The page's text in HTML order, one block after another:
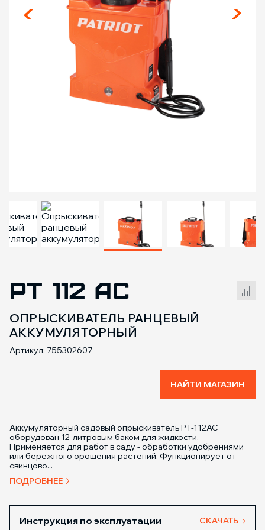
PT 112 AC
ОПРЫСКИВАТЕЛЬ РАНЦЕВЫЙ
АККУМУЛЯТОРНЫЙ
Артикул: 755302607
НАЙТИ МАГАЗИН
Аккумуляторный садовый опрыскиватель PT-112AC
оборудован 12-литровым баком для жидкости.
Применяется для работ в саду - обработки удобрениями
или бережного орошения растений. Функционирует от
свинцово...
ПОДРОБНЕЕ
Инструкция по эксплуатации СКАЧАТЬ